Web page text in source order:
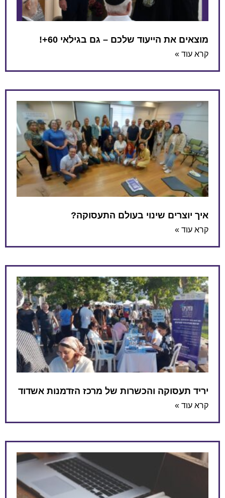
מוצאים את הייעוד שלכם – גם בגילאי 60+!
קרא עוד »
איך יוצרים שינוי בעולם התעסוקה?
קרא עוד »
יריד תעסוקה והכשרות של מרכז הזדמנות אשדוד
קרא עוד »